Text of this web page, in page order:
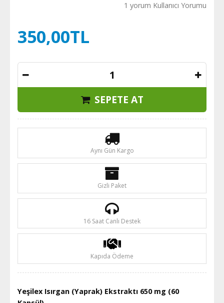
1 yorum Kullanıcı Yorumu
350,00TL
SEPETE AT
Aynı Gün Kargo
Gizli Paket
16 Saat Canlı Destek
Kapıda Ödeme
Yeşilex Isırgan (Yaprak) Ekstraktı 650 mg (60